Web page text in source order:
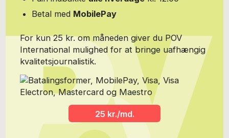
Betal med MobilePay
For kun 25 kr. om måneden giver du POV
International mulighed for at bringe uafhængig
kvalitetsjournalistik.
25 kr./md.